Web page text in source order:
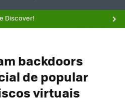
Discover!
backdoors
de popular
virtuais